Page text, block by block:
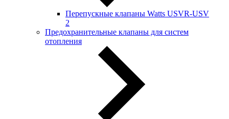
Перепускные клапаны Watts USVR-USV
2
Предохранительные клапаны для систем
отопления